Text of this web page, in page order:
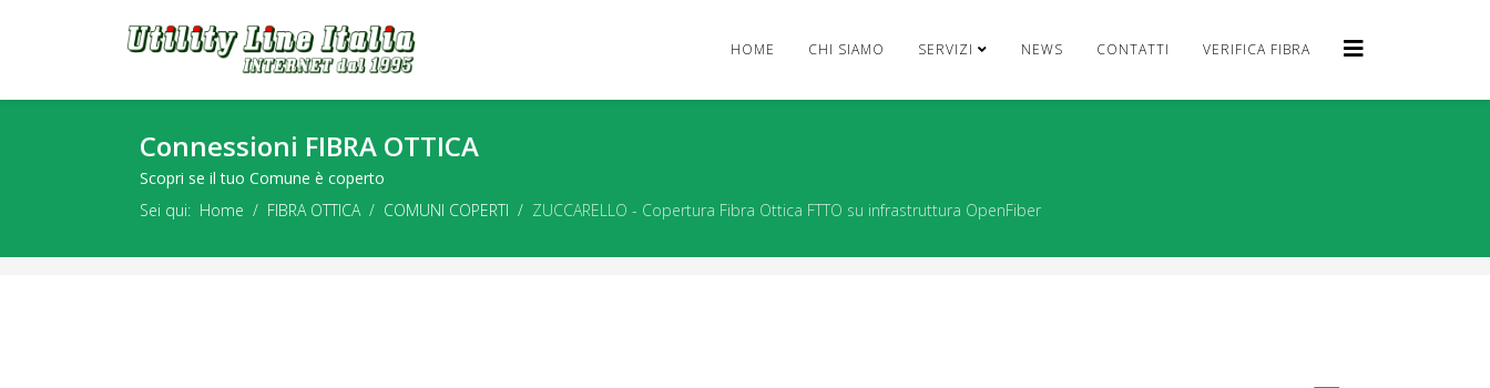
HOME CHI SIAMO SERVIZI NEWS CONTATTI VERIFICA FIBRA
Connessioni FIBRA OTTICA
Scopri se il tuo Comune è coperto
Sei qui: Home FIBRA OTTICA COMUNI COPERTI ZUCCARELLO - Copertura Fibra Ottica FTTO su infrastruttura OpenFiber